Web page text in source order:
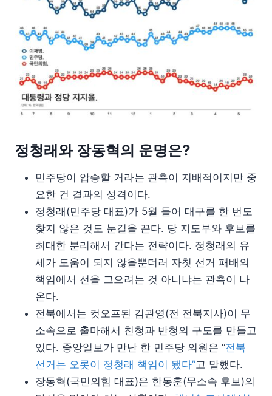
정청래와 장동혁의 운명은?
민주당이 압승할 거라는 관측이 지배적이지만 중
요한 건 결과의 성격이다.
정청래(민주당 대표)가 5월 들어 대구를 한 번도
찾지 않은 것도 눈길을 끈다. 당 지도부와 후보를
최대한 분리해서 간다는 전략이다. 정청래의 유
세가 도움이 되지 않을뿐더러 자칫 선거 패배의
책임에서 선을 그으려는 것 아니냐는 관측이 나
온다.
전북에서는 컷오프된 김관영(전 전북지사)이 무
소속으로 출마해서 친청과 반청의 구도를 만들고
있다. 중앙일보가 만난 한 민주당 의원은 “전북
선거는 오롯이 정청래 책임이 됐다”고 말했다.
장동혁(국민의힘 대표)은 한동훈(무소속 후보)의